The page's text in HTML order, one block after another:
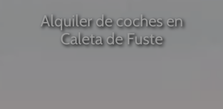
Alquiler de coches en
Caleta de Fuste